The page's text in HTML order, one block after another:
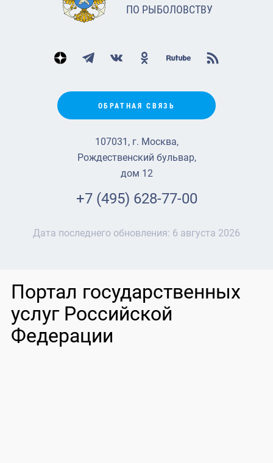
ПО РЫБОЛОВСТВУ
ОБРАТНАЯ СВЯЗЬ
107031, г. Москва,
Рождественский бульвар,
дом 12
+7 (495) 628-77-00
Дата последнего обновления: 6 августа 2026
Портал государственных
услуг Российской
Федерации